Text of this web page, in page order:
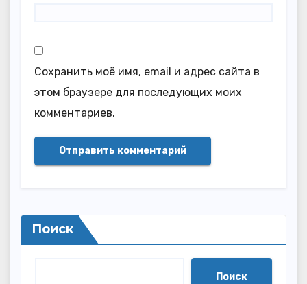
Сохранить моё имя, email и адрес сайта в
этом браузере для последующих моих
комментариев.
Поиск
Поиск